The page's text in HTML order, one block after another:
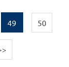
49 50